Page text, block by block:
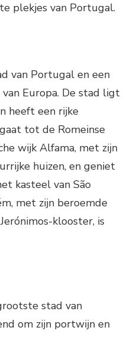
plekjes van Portugal.
van Portugal en een
Europa. De stad ligt
heeft een rijke
tot de Romeinse
wijk Alfama, met zijn
huizen, en geniet
kasteel van São
met zijn beroemde
klooster, is
stad van
om zijn portwijn en